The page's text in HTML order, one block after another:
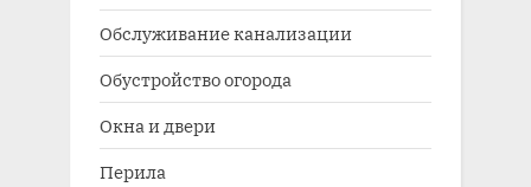
Обслуживание канализации
Обустройство огорода
Окна и двери
Перила